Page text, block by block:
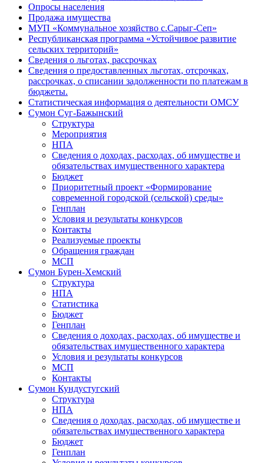
Опросы населения
Продажа имущества
МУП «Коммунальное хозяйство с.Сарыг-Сеп»
Республиканская программа «Устойчивое развитие
сельских территорий»
Сведения о льготах, рассрочках
Сведения о предоставленных льготах, отсрочках,
рассрочках, о списании задолженности по платежам в
бюджеты.
Статистическая информация о деятельности ОМСУ
Сумон Суг-Бажынский
Структура
Мероприятия
НПА
Сведения о доходах, расходах, об имуществе и
обязательствах имущественного характера
Бюджет
Приоритетный проект «Формирование
современной городской (сельской) среды»
Генплан
Условия и результаты конкурсов
Контакты
Реализуемые проекты
Обращения граждан
МСП
Сумон Бурен-Хемский
Структура
НПА
Статистика
Бюджет
Генплан
Сведения о доходах, расходах, об имуществе и
обязательствах имущественного характера
Условия и результаты конкурсов
МСП
Контакты
Сумон Кундустугский
Структура
НПА
Сведения о доходах, расходах, об имуществе и
обязательствах имущественного характера
Бюджет
Генплан